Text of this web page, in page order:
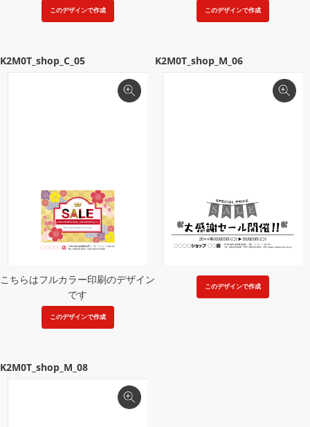
このデザインで作成 このデザインで作成
K2M0T_shop_C_05
こちらはフルカラー印刷のデザイン
です
このデザインで作成
K2M0T_shop_M_06
このデザインで作成
K2M0T_shop_M_08